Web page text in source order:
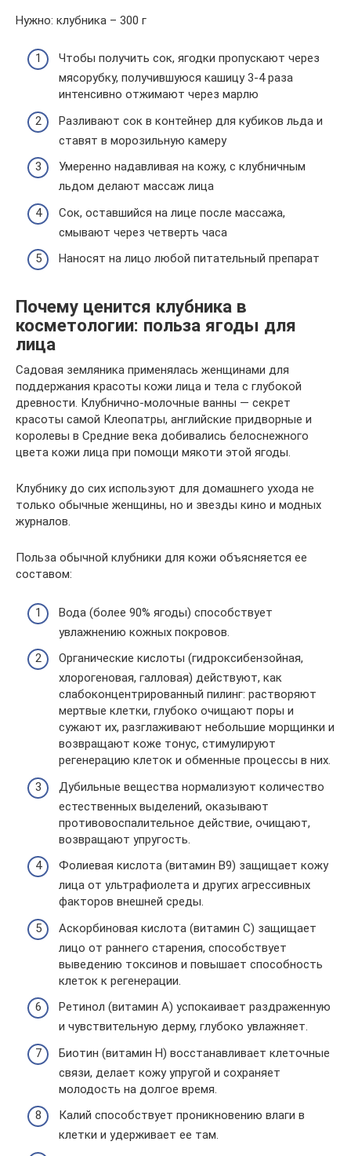
Нужно: клубника – 300 г
Чтобы получить сок, ягодки пропускают через
мясорубку, получившуюся кашицу 3-4 раза
интенсивно отжимают через марлю
Разливают сок в контейнер для кубиков льда и
ставят в морозильную камеру
Умеренно надавливая на кожу, с клубничным
льдом делают массаж лица
Сок, оставшийся на лице после массажа,
смывают через четверть часа
Наносят на лицо любой питательный препарат
Почему ценится клубника в
косметологии: польза ягоды для
лица
Садовая земляника применялась женщинами для
поддержания красоты кожи лица и тела с глубокой
древности. Клубнично-молочные ванны — секрет
красоты самой Клеопатры, английские придворные и
королевы в Средние века добивались белоснежного
цвета кожи лица при помощи мякоти этой ягоды.
Клубнику до сих используют для домашнего ухода не
только обычные женщины, но и звезды кино и модных
журналов.
Польза обычной клубники для кожи объясняется ее
составом:
Вода (более 90% ягоды) способствует
увлажнению кожных покровов.
Органические кислоты (гидроксибензойная,
хлорогеновая, галловая) действуют, как
слабоконцентрированный пилинг: растворяют
мертвые клетки, глубоко очищают поры и
сужают их, разглаживают небольшие морщинки и
возвращают коже тонус, стимулируют
регенерацию клеток и обменные процессы в них.
Дубильные вещества нормализуют количество
естественных выделений, оказывают
противовоспалительное действие, очищают,
возвращают упругость.
Фолиевая кислота (витамин B9) защищает кожу
лица от ультрафиолета и других агрессивных
факторов внешней среды.
Аскорбиновая кислота (витамин C) защищает
лицо от раннего старения, способствует
выведению токсинов и повышает способность
клеток к регенерации.
Ретинол (витамин А) успокаивает раздраженную
и чувствительную дерму, глубоко увлажняет.
Биотин (витамин H) восстанавливает клеточные
связи, делает кожу упругой и сохраняет
молодость на долгое время.
Калий способствует проникновению влаги в
клетки и удерживает ее там.